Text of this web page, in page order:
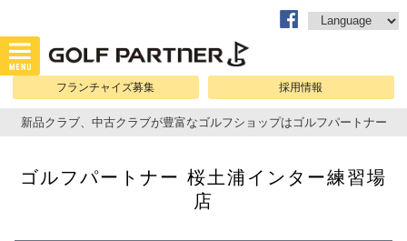
フランチャイズ募集 採用情報
新品クラブ、中古クラブが豊富なゴルフショップはゴルフパートナー
ゴルフパートナー 桜土浦インター練習場
店